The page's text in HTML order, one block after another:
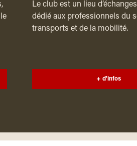
Le club est un lieu
dédié aux professionnels du
transports et de la mobilité.
+ d'infos